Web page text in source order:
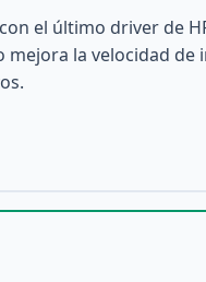
el último driver de
mejora la velocidad de